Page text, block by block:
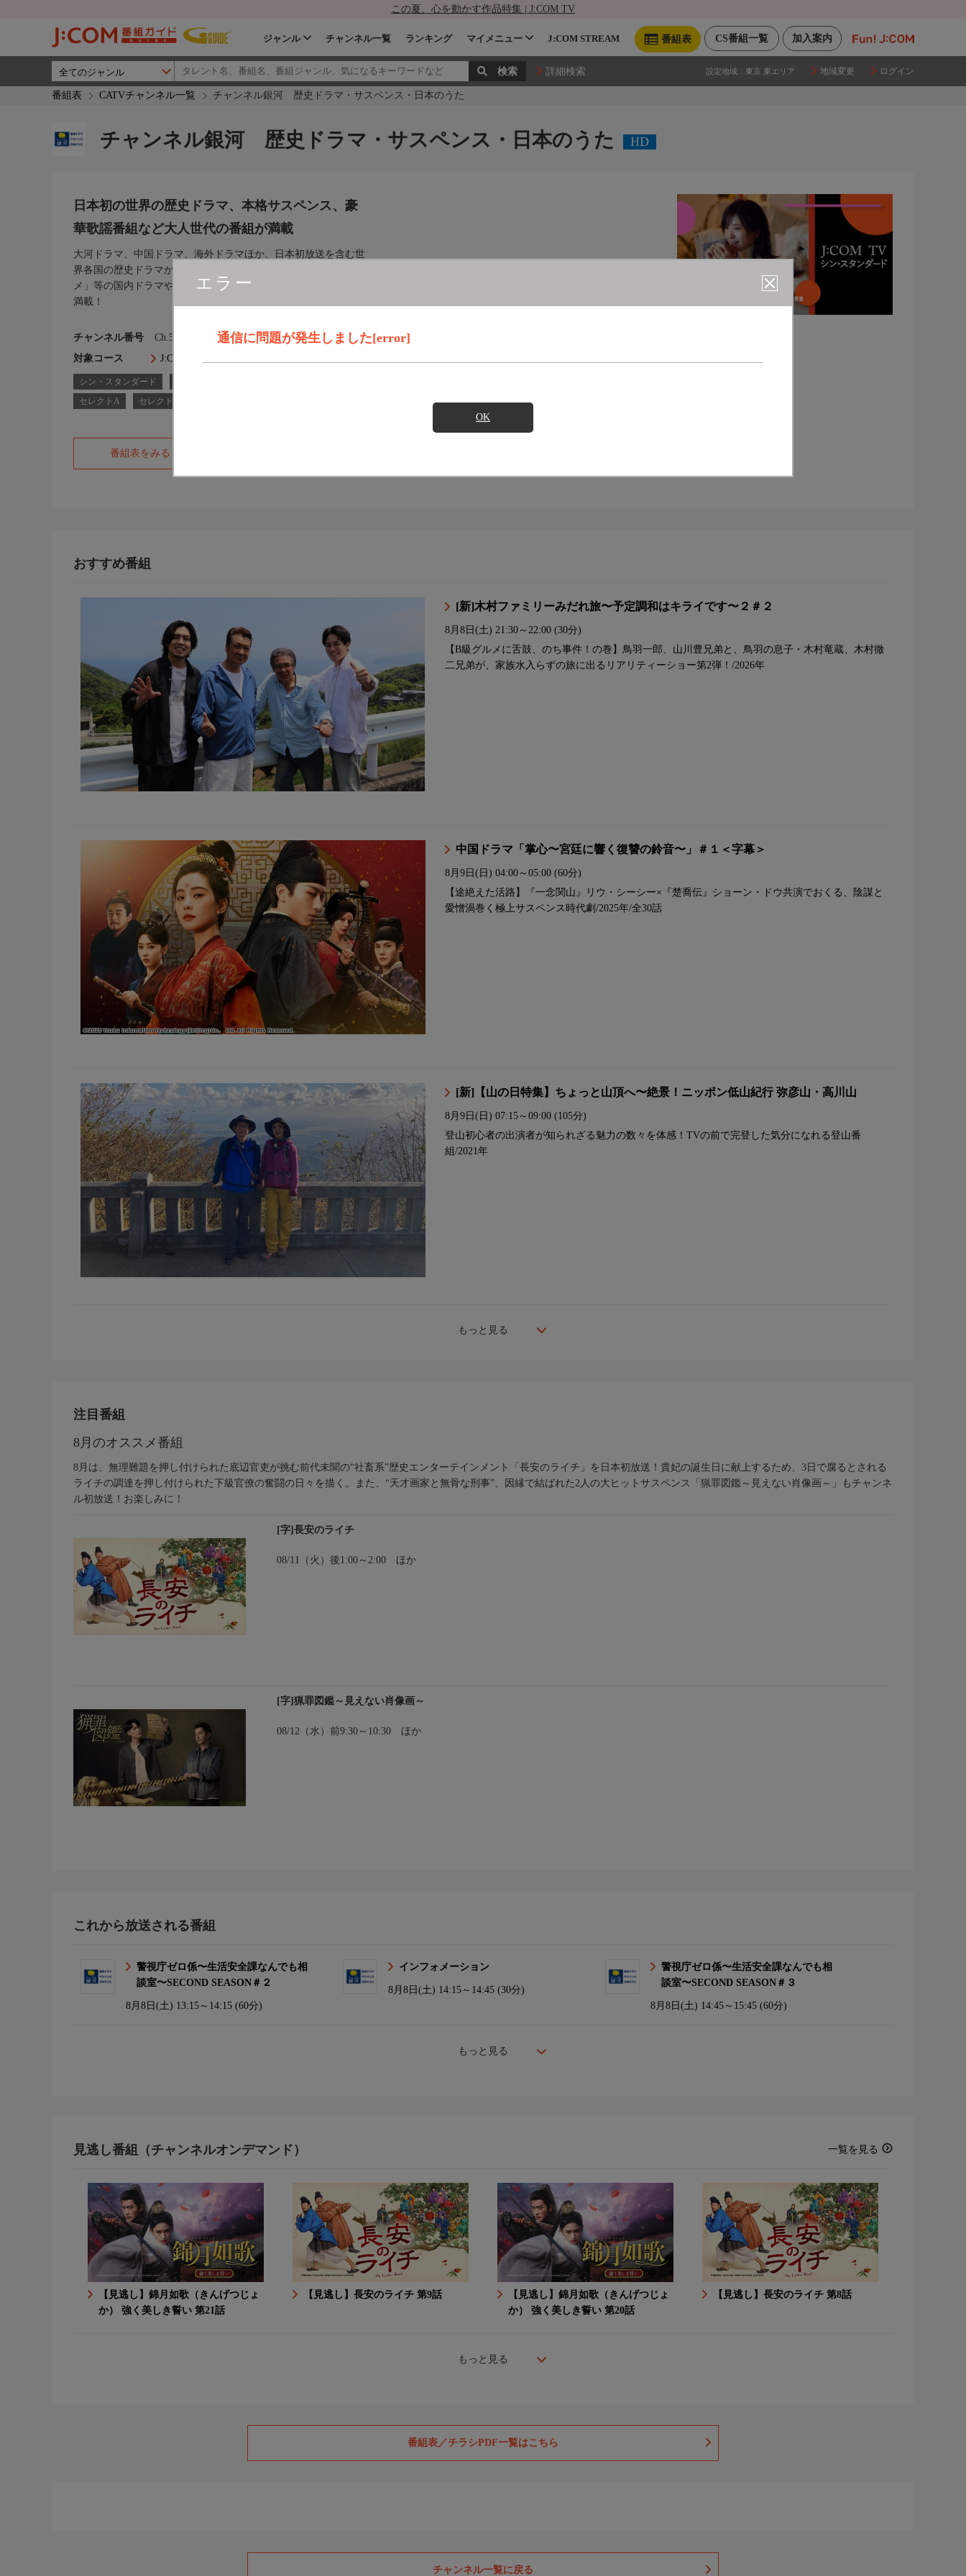
この夏、心を動かす作品特集 | J:COM TV
加入案内
CS番組一覧
番組表
ジャンル チャンネル一覧 ランキング マイメニュー J:COM STREAM
詳細検索 設定地域： 東京 東エリア 地域変更 ログイン
番組表 CATVチャンネル一覧 チャンネル銀河 歴史ドラマ・サスペンス・日本のうた
エラー
通信に問題が発生しました[error]
OK
チャンネル銀河 歴史ドラマ・サスペンス・日本のうた HD
日本初の世界の歴史ドラマ、本格サスペンス、豪
華歌謡番組など大人世代の番組が満載
大河ドラマ、中国ドラマ、海外ドラマほか、日本初放送を含む世
界各国の歴史ドラマから「松本清張サスペンス」、「孤独のグル
メ」等の国内ドラマやNHKの豪華歌謡番組まで大人世代の番組が
満載！
チャンネル番号
Ch.553
対象コース
J:COM TVコース一覧
シン・スタンダード
セレクトA
セレクトF
番組表をみる
おすすめ番組
[新]木村ファミリーみだれ旅〜予定調和はキライです〜２＃２
8月8日(土) 21:30～22:00 (30分)
【B級グルメに舌鼓、のち事件！の巻】鳥羽一郎、山川豊兄弟と、鳥羽の息子・木村竜蔵、木村徹
二兄弟が、家族水入らずの旅に出るリアリティーショー第2弾！/2026年
中国ドラマ「掌心〜宮廷に響く復讐の鈴音〜」＃１＜字幕＞
8月9日(日) 04:00～05:00 (60分)
【途絶えた活路】『一念関山』リウ・シーシー×『楚喬伝』ショーン・ドウ共演でおくる、陰謀と
愛憎渦巻く極上サスペンス時代劇/2025年/全30話
[新]【山の日特集】ちょっと山頂へ〜絶景！ニッポン低山紀行 弥彦山・高川山
8月9日(日) 07:15～09:00 (105分)
登山初心者の出演者が知られざる魅力の数々を体感！TVの前で完登した気分になれる登山番
組/2021年
もっと見る
注目番組
8月のオススメ番組
8月は、無理難題を押し付けられた底辺官吏が挑む前代未聞の“社畜系”歴史エンターテインメント「長安のライチ」を日本初放送！貴妃の誕生日に献上するため、3日で腐るとされる
ライチの調達を押し付けられた下級官僚の奮闘の日々を描く。また、“天才画家と無骨な刑事”、因縁で結ばれた2人の大ヒットサスペンス「猟罪図鑑～見えない肖像画～」もチャンネ
ル初放送！お楽しみに！
[字]長安のライチ
08/11（火）後1:00～2:00 ほか
[字]猟罪図鑑～見えない肖像画～
08/12（水）前9:30～10:30 ほか
これから放送される番組
警視庁ゼロ係〜生活安全課なんでも相
談室〜SECOND SEASON＃２
8月8日(土) 13:15～14:15 (60分)
インフォメーション
8月8日(土) 14:15～14:45 (30分)
警視庁ゼロ係〜生活安全課なんでも相
談室〜SECOND SEASON＃３
8月8日(土) 14:45～15:45 (60分)
もっと見る
見逃し番組（チャンネルオンデマンド） 一覧を見る
【見逃し】錦月如歌（きんげつじょ
か） 強く美しき誓い 第21話
【見逃し】長安のライチ 第9話
【見逃し】錦月如歌（きんげつじょ
か） 強く美しき誓い 第20話
【見逃し】長安のライチ 第8話
もっと見る
番組表／チラシPDF一覧はこちら
チャンネル一覧に戻る